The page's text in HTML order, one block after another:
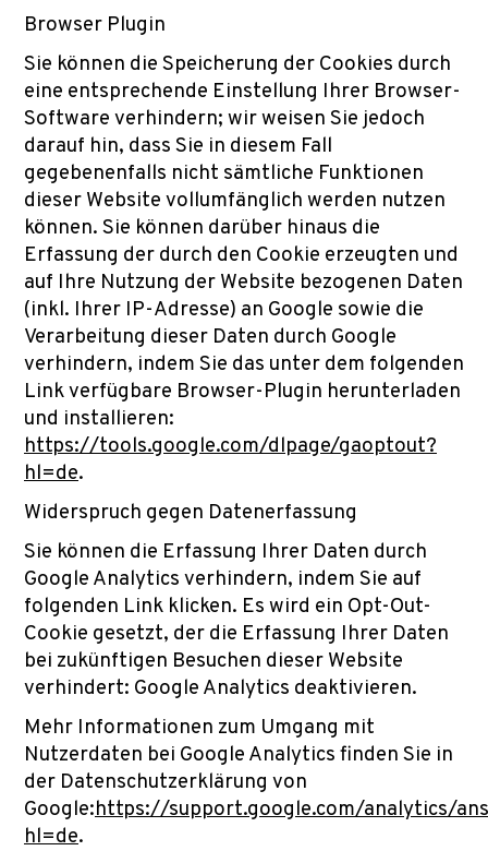
Browser Plugin
Sie können die Speicherung der Cookies durch
eine entsprechende Einstellung Ihrer Browser-
Software verhindern; wir weisen Sie jedoch
darauf hin, dass Sie in diesem Fall
gegebenenfalls nicht sämtliche Funktionen
dieser Website vollumfänglich werden nutzen
können. Sie können darüber hinaus die
Erfassung der durch den Cookie erzeugten und
auf Ihre Nutzung der Website bezogenen Daten
(inkl. Ihrer IP-Adresse) an Google sowie die
Verarbeitung dieser Daten durch Google
verhindern, indem Sie das unter dem folgenden
Link verfügbare Browser-Plugin herunterladen
und installieren:
https://tools.google.com/dlpage/gaoptout?
hl=de.
Widerspruch gegen Datenerfassung
Sie können die Erfassung Ihrer Daten durch
Google Analytics verhindern, indem Sie auf
folgenden Link klicken. Es wird ein Opt-Out-
Cookie gesetzt, der die Erfassung Ihrer Daten
bei zukünftigen Besuchen dieser Website
verhindert: Google Analytics deaktivieren.
Mehr Informationen zum Umgang mit
Nutzerdaten bei Google Analytics finden Sie in
der Datenschutzerklärung von
Google:https://support.google.com/analytics/
hl=de.